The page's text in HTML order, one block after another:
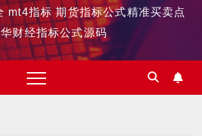
mt4指标 期货指标公式精准买卖点
财经指标公式源码